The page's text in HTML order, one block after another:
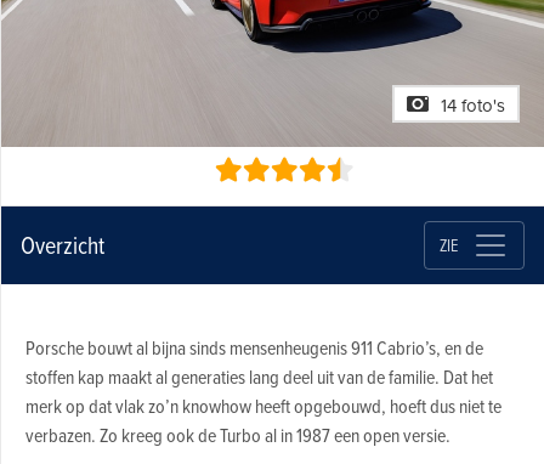
14 foto's
Overzicht ZIE
Porsche bouwt al bijna sinds mensenheugenis 911 Cabrio’s, en de
stoffen kap maakt al generaties lang deel uit van de familie. Dat het
merk op dat vlak zo’n knowhow heeft opgebouwd, hoeft dus niet te
verbazen. Zo kreeg ook de Turbo al in 1987 een open versie.